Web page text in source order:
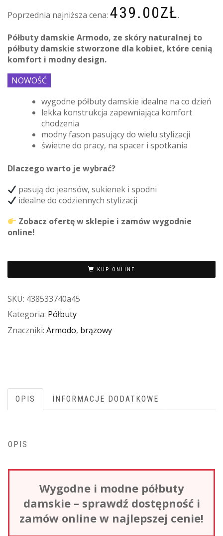
Poprzednia najniższa cena: 439.00ZŁ.
Półbuty damskie Armodo, ze skóry naturalnej to
półbuty damskie stworzone dla kobiet, które cenią
komfort i modny design.
NOWOŚĆ
wygodne półbuty damskie idealne na co dzień
lekka konstrukcja zapewniająca komfort
chodzenia
modny fason pasujący do wielu stylizacji
świetne do pracy, na spacer i spotkania
Dlaczego warto je wybrać?
pasują do jeansów, sukienek i spodni
idealne do codziennych stylizacji
Zobacz ofertę w sklepie i zamów wygodnie
online!
KUP ONLINE
SKU: 438533740a45
Kategoria: Półbuty
Znaczniki: Armodo, brązowy
OPIS INFORMACJE DODATKOWE
OPIS
Wygodne i modne półbuty
damskie – sprawdź dostępność i
zamów online w najlepszej cenie!